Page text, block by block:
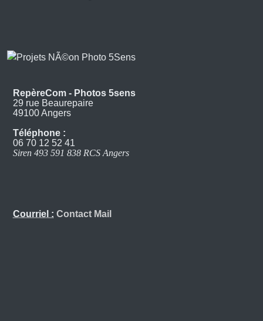
RepèreCom - Photos 5sens
29 rue Beaurepaire
49100 Angers
Téléphone :
06 70 12 52 41
Siren 493 591 838 RCS Angers
Courriel : Contact Mail